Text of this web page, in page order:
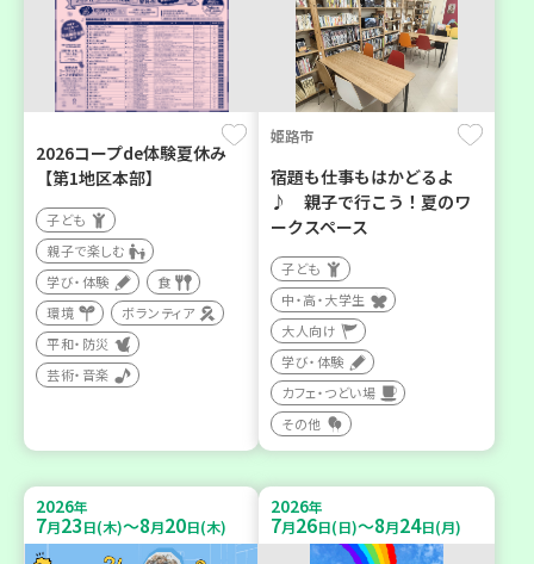
2026コープde体験夏休み
【第1地区本部】
子ども
親子で楽しむ
学び・体験
食
環境
ボランティア
平和・防災
芸術・音楽
姫路市
宿題も仕事もはかどるよ
♪ 親子で行こう！夏のワ
ークスペース
子ども
中・高・大学生
大人向け
学び・体験
カフェ・つどい場
その他
2026年
7月23日(木)～8月20日(木)
2026年
7月26日(日)～8月24日(月)